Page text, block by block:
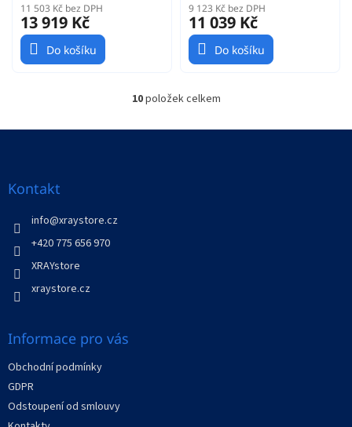
11 503 Kč bez DPH
13 919 Kč
Do košíku
9 123 Kč bez DPH
11 039 Kč
Do košíku
O
l
10položek celkem
Kontakt
info@xraystore.cz
+420 775 656 970
XRAYstore
xraystore.cz
Informace pro vás
Obchodní podmínky
GDPR
Odstoupení od smlouvy